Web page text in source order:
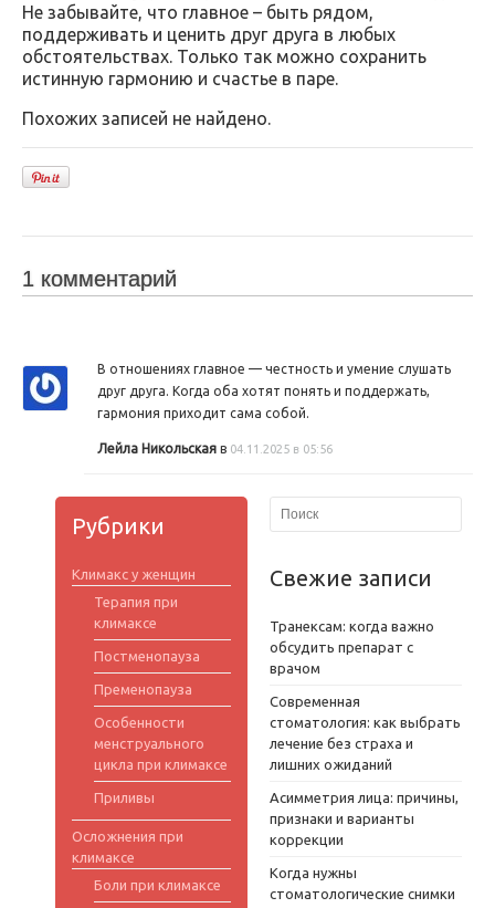
Не забывайте, что главное – быть рядом,
поддерживать и ценить друг друга в любых
обстоятельствах. Только так можно сохранить
истинную гармонию и счастье в паре.
Похожих записей не найдено.
1 комментарий
В отношениях главное — честность и умение слушать
друг друга. Когда оба хотят понять и поддержать,
гармония приходит сама собой.
Лейла Никольская в 04.11.2025 в 05:56
Рубрики
Климакс у женщин
Терапия при
климаксе
Постменопауза
Пременопауза
Особенности
менструального
цикла при климаксе
Приливы
Осложнения при
климаксе
Боли при климаксе
Свежие записи
Транексам: когда важно
обсудить препарат с
врачом
Современная
стоматология: как выбрать
лечение без страха и
лишних ожиданий
Асимметрия лица: причины,
признаки и варианты
коррекции
Когда нужны
стоматологические снимки